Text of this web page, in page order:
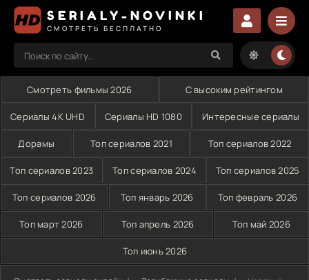
SERIALY-NOVINKI
СМОТРЕТЬ БЕСПЛАТНО
Смотреть фильмы 2026 С высоким рейтингом
Сериалы 4K UHD Сериалы HD 1080 Интересные сериалы
Дорамы Топ сериалов 2021 Топ сериалов 2022
Топ сериалов 2023 Топ сериалов 2024 Топ сериалов 2025
Топ сериалов 2026 Топ январь 2026 Топ февраль 2026
Топ март 2026 Топ апрель 2026 Топ май 2026
Топ июнь 2026